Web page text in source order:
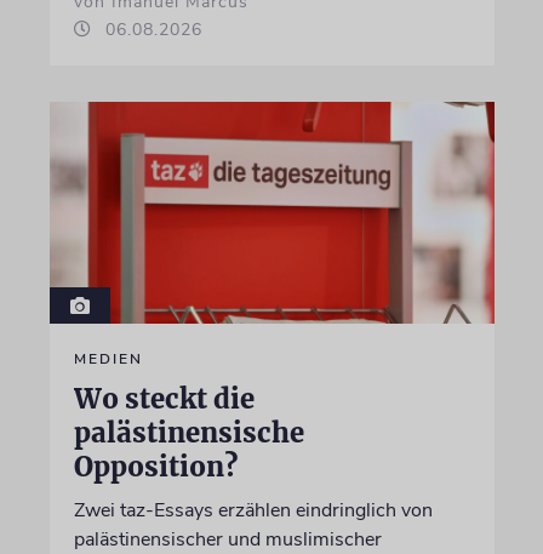
06.08.2026
MEDIEN
Wo steckt die
palästinensische
Opposition?
Zwei taz-Essays erzählen eindringlich von
palästinensischer und muslimischer